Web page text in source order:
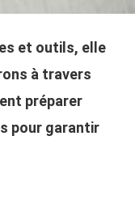
et outils, elle
à travers
préparer
pour garantir